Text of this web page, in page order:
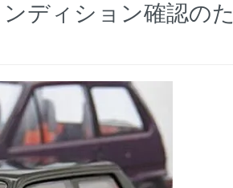
ディション確認のた